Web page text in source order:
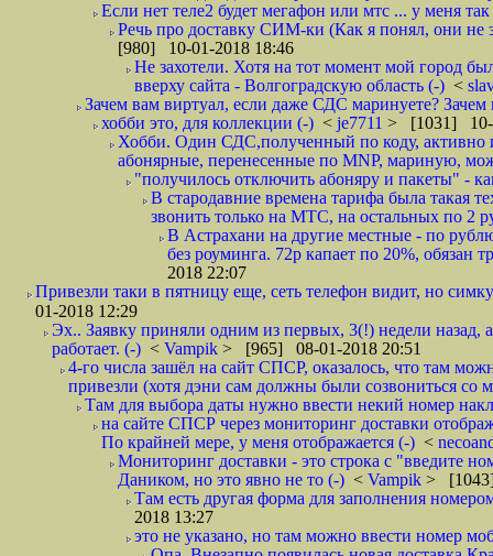
Если нет теле2 будет мегафон или мтс ... у меня
Речь про доставку СИМ-ки (Как я понял, они не
[980] 10-01-2018 18:46
Не захотели. Хотя на тот момент мой город
вверху сайта - Волгоградскую область (-) <
Зачем вам виртуал, если даже СДС маринуете?
хобби это, для коллекции (-) < je7711 > [1031] 10-
Хобби. Один СДС,полученный по коду, активно
абонярные, перенесенные по MNP, мариную,
"получилось отключить абоняру и пакеты" -
В стародавние времена тарифа была такая
звонить только на МТС, на остальных по 2
В Астрахани на другие местные - по
без роуминга. 72р капает по 20%, обязан
2018 22:07
Привезли таки в пятницу еще, сеть телефон видит, но
01-2018 12:29
Эх.. Заявку приняли одним из первых, 3(!) недели назад,
работает. (-) < Vampik > [965] 08-01-2018 20:51
4-го числа зашёл на сайт СПСР, оказалось, что там
привезли (хотя дэни сам должны были созвониться со
Там для выбора даты нужно ввести некий номер
на сайте СПСР через мониторинг доставки
По крайней мере, у меня отображается (-) <
Мониторинг доставки - это строка с "введите
Даником, но это явно не то (-) < Vampik >
Там есть другая форма для заполнения
2018 13:27
это не указано, но там можно ввести номер